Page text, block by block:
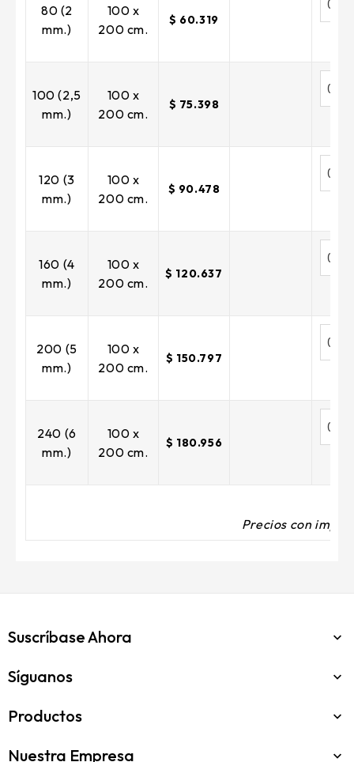
80 (2
mm.)
100 x
200 cm.
$ 60.319
100 (2,5
mm.)
100 x
200 cm.
$ 75.398
120 (3
mm.)
100 x
200 cm.
$ 90.478
160 (4
mm.)
100 x
200 cm.
$ 120.637
200 (5
mm.)
100 x
200 cm.
$ 150.797
240 (6
mm.)
100 x
200 cm.
$ 180.956
Precios con
Suscríbase Ahora 
Síguanos 
Productos 
Nuestra Empresa 